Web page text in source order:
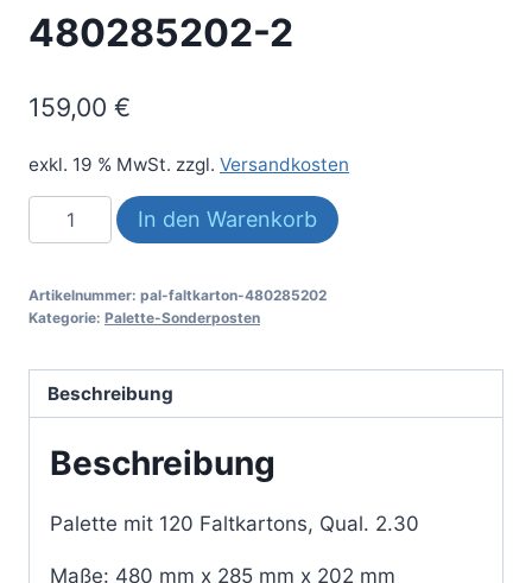
480285202-2
159,00 €
exkl. 19 % MwSt. zzgl. Versandkosten
Faltkarton-
2
In den Warenkorb
Artikelnummer: pal-faltkarton-480285202
Kategorie: Palette-Sonderposten
Beschreibung
Beschreibung
Palette mit 120 Faltkartons, Qual. 2.30
Maße: 480 mm x 285 mm x 202 mm